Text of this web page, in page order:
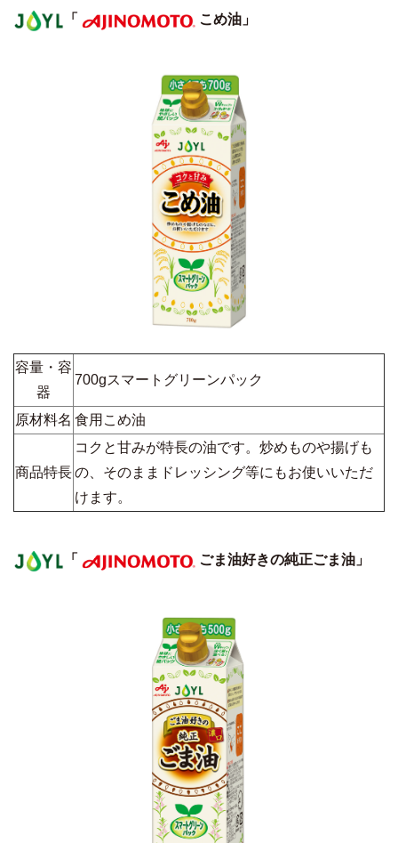
「 こめ油」
容量・容
器
700gスマートグリーンパック
原材料名 食用こめ油
商品特長
コクと甘みが特長の油です。炒めものや揚げも
の、そのままドレッシング等にもお使いいただ
けます。
「 ごま油好きの純正ごま油」